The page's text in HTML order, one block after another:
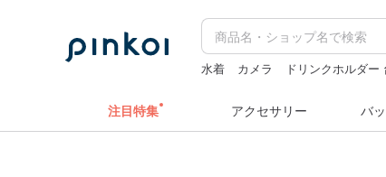
水着 カメラ ドリンクホルダー
注目特集 アクセサリー バ